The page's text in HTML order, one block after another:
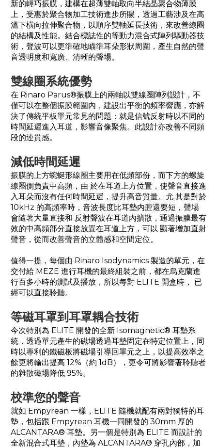
新的輕巧振膜，建構在超薄雙軸取向半結晶聚合物薄膜
上，受惠於聚合物加工技術進步所賜，透過工藝涉及在高
溫下橫向拉伸聚合物，以順序雙軸延長技術，來改善線圈
的結構及性能。結合標誌性的等動力混合式陣列驅動器技
術，聲波可以更準確地瞄準耳朵形狀周圍，產生自然的聲
音透明度和寬廣、清晰的聲場。
雙線圈系統優勢
在 Rinaro Parus®振膜上的兩軸以雙線圈陣列設計，不
僅可以在整個振膜範圍內，建設出平衡的頻率響應，亦解
決了傳統平板單元常見的問題：就是信號反射時以不同的
時間延遲進入耳道，影響音像聚焦。此設計亦改善不同頻
段的連貫感。
減低時間延遲
振膜的上方蜿蜒形線圈主要用在低頻部份，而下方的螺旋
線圈側負責中高頻，由 於在耳道上方位置，使聲音直接進
入耳朵而沒有任何時間延遲，提升高音質量。尤 其是對於
10kHz 的高頻率時，音波長度比耳墊內腔還要短，聲場
會隨著大量直接和 反射聲波在耳道內擴散，通過振膜最有
效的中高頻部分直接放置在耳道上方，可以 顯著增加直射
聲音，從而改善聲音的立體感和空間定位。
值得一提，每個由 Rinaro Isodynamics 製造的單元，在
交付給 MEZE 進行耳機的最終組裝之前，都在烏克蘭進
行百多小時的測試及播放，所以每對 ELITE 開盒時， 已
經可以直接聆聽。
等磁耳罩到耳罩耦合技術
今次特別為 ELITE 開發的全新 Isomagnetic® 耳墊系
統，透過單元產生的磁場透過耳墊固定在特定位置上，同
時以專利的鐵磁板將磁場引導回單元之上，以提高效率之
餘更將輸出提高 12%（約 1dB），更令可將影響著聆聽者
的雜散磁場降低 95%。
校準您的聲音
就如 Empyrean 一樣，ELITE 隨機就配有兩對獨特的耳
墊，包括跟 Empyrean 耳機一同開發的 30mm 厚的
ALCANTARA® 耳墊。另一個是特別為 ELITE 而設計的
全新混合式耳墊，內墊為 ALCANTARA® 穿孔內部，加